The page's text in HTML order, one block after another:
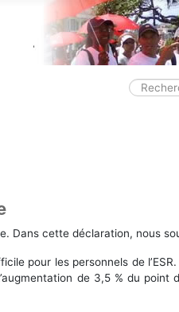
Valider
Dans cette déclaration, nous
pour les personnels de
de 3,5 % du